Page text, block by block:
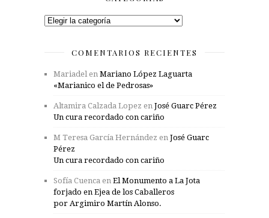
Categorías
COMENTARIOS RECIENTES
Mariadel en Mariano López Laguarta
«Marianico el de Pedrosas»
Altamira Calzada Lopez en José Guarc Pérez
Un cura recordado con cariño
M Teresa García Hernández en José Guarc
Pérez
Un cura recordado con cariño
Sofía Cuenca en El Monumento a La Jota
forjado en Ejea de los Caballeros
por Argimiro Martín Alonso.